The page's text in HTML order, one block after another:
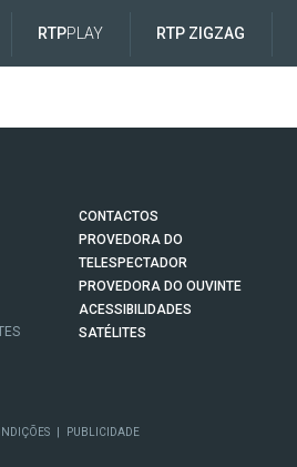
RTPPLAY RTP ZIGZAG
CONTACTOS
PROVEDORA DO
TELESPECTADOR
PROVEDORA DO OUVINTE
ACESSIBILIDADES
SATÉLITES
PUBLICIDADE